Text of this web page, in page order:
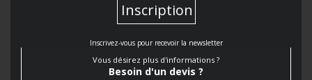
Inscription
Inscrivez-vous pour recevoir la newsletter
Vous désirez plus d'informations ?
Besoin d'un devis ?